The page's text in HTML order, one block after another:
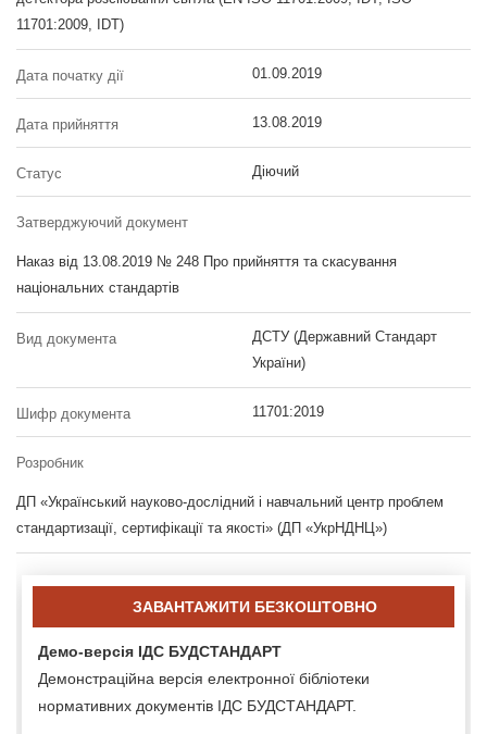
11701:2009, IDT)
Дата початку дії 01.09.2019
Дата прийняття 13.08.2019
Статус Діючий
Затверджуючий документ
Наказ від 13.08.2019 № 248 Про прийняття та скасування
національних стандартів
Вид документа
ДСТУ (Державний Стандарт
України)
Шифр документа 11701:2019
Розробник
ДП «Український науково-дослідний і навчальний центр проблем
стандартизації, сертифікації та якості» (ДП «УкрНДНЦ»)
ЗАВАНТАЖИТИ БЕЗКОШТОВНО
Демо-версія ІДС БУДСТАНДАРТ
Демонстраційна версія електронної бібліотеки
нормативних документів ІДС БУДСТАНДАРТ.